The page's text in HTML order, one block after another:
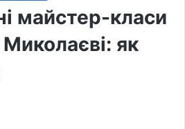
майстер-класи
як